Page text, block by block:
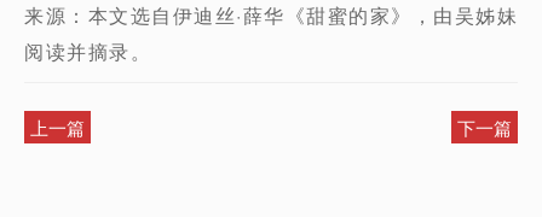
来源：本文选自伊迪丝·薛华《甜蜜的家》，由吴姊妹
阅读并摘录。
上一篇 下一篇